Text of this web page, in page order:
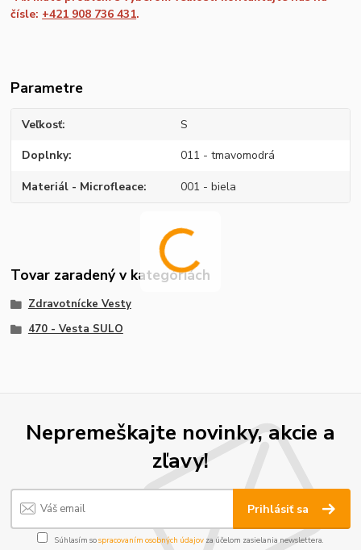
čísle: +421 908 736 431.
Parametre
Veľkosť S
Doplnky 011 - tmavomodrá
Materiál - Microfleace 001 - biela
Tovar zaradený v kategóriách
Zdravotnícke Vesty
470 - Vesta SULO
Nepremeškajte novinky, akcie a
zľavy!
Prihlásiť sa
Súhlasím sospracovaním osobných údajov za účelom zasielania newslettera.